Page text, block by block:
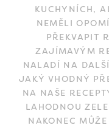
KUCHYNÍCH,
NEMĚLI
PŘEKVAPIT
ZAJÍMAVÝM
NALADÍ NA
JAKÝ VHODNÝ
NA NAŠE
LAHODNOU
NAKONEC